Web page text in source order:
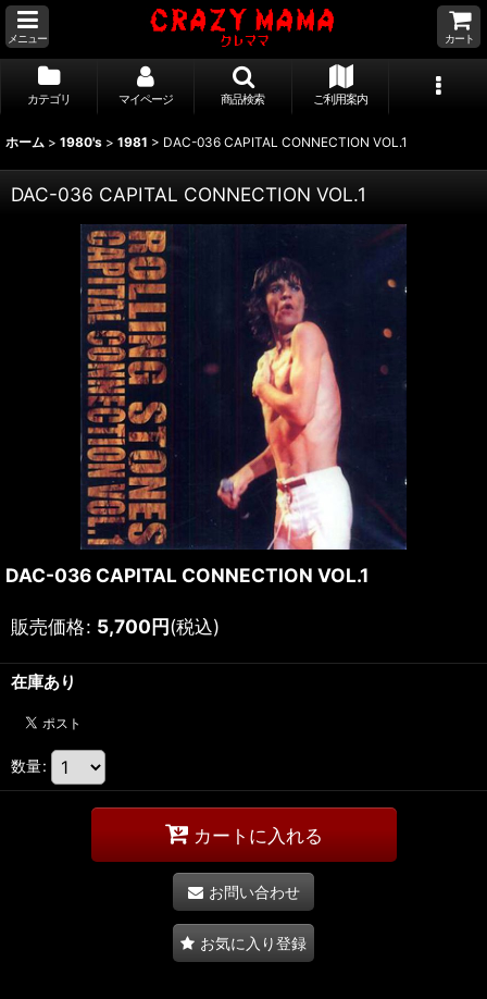
メニュー カート
カテゴリ マイページ 商品検索 ご利用案内
ホーム > 1980's > 1981 > DAC-036 CAPITAL CONNECTION VOL.1
DAC-036 CAPITAL CONNECTION VOL.1
DAC-036 CAPITAL CONNECTION VOL.1
販売価格: 5,700円(税込)
在庫あり
数量:
カートに入れる
お問い合わせ
お気に入り登録